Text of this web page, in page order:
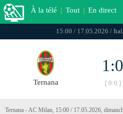
À la télé | Tout | En direct
15:00 / 17.05.2026 /
Ternana
1:0
[ 0:0 ]
Ternana - AC Milan, 15:00 / 17.05.2026,